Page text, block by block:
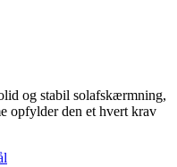
og stabil solafskærmning,
opfylder den et hvert krav